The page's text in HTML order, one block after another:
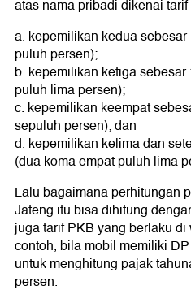
atas nama pribadi dikenai
a. kepemilikan kedua
puluh persen);
b. kepemilikan ketiga
puluh lima persen);
c. kepemilikan keempat
sepuluh persen); dan
d. kepemilikan kelima dan
(dua koma empat puluh lima
Lalu bagaimana perhitungan
Jateng itu bisa dihitung
juga tarif PKB yang berlaku
contoh, bila mobil memiliki
untuk menghitung pajak
persen.